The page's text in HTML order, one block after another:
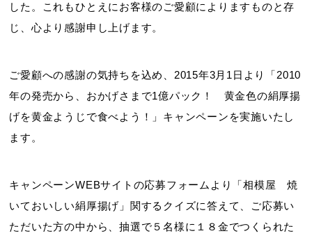
した。これもひとえにお客様のご愛顧によりますものと存
じ、心より感謝申し上げます。
ご愛顧への感謝の気持ちを込め、2015年3月1日より「2010
年の発売から、おかげさまで1億パック！ 黄金色の絹厚揚
げを黄金ようじで食べよう！」キャンペーンを実施いたし
ます。
キャンペーンWEBサイトの応募フォームより「相模屋 焼
いておいしい絹厚揚げ」関するクイズに答えて、ご応募い
ただいた方の中から、抽選で５名様に１８金でつくられた